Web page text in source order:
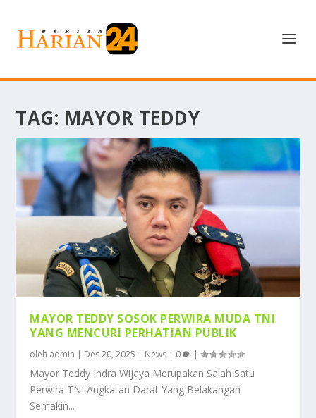
TAG: MAYOR TEDDY
MAYOR TEDDY SOSOK PERWIRA MUDA TNI
YANG MENCURI PERHATIAN PUBLIK
oleh admin | Des 20, 2025 | News | 0 |
Mayor Teddy Indra Wijaya Merupakan Salah Satu
Perwira TNI Angkatan Darat Yang Belakangan
Semakin...